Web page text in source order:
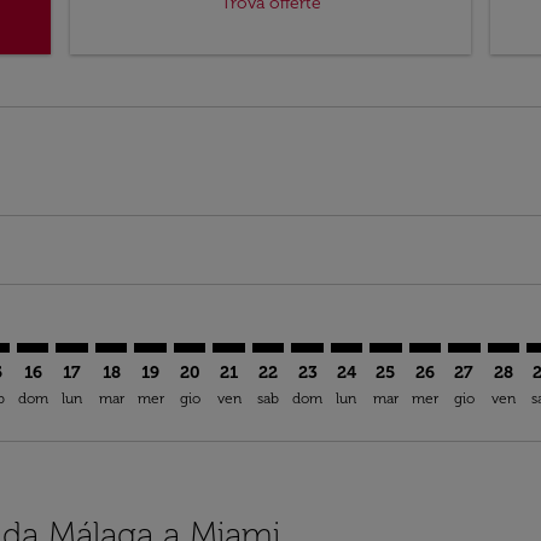
16
dom
17
lun
18
mar
19
mer
20
gio
AGP–MIA: cmp-view-offers-
21
ven
AGP–MIA: cmp-view-offers-
22
sab
AGP–MIA: cmp-view-
23
dom
AGP–MIA: cmp-view-
24
lun
AGP–MIA: cmp-
25
mar
AGP–MIA:
26
mer
27
gio
28
ven